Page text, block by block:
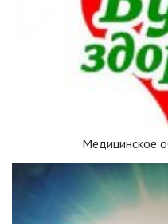
Медицинское